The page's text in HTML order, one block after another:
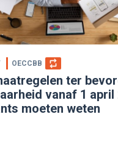
OECCBB
ter
vanaf 1 april
moeten weten